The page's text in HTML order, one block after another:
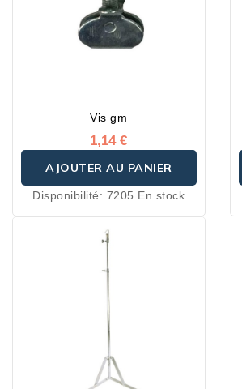
Vis gm
1,14 €
AJOUTER AU PANIER
Disponibilité: 7205 En stock